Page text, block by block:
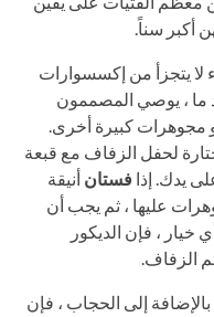
أكبر سناً.
لا يتجزأ من إكسسوارات
ما ، يوصي المصممون
مجوهرات كبيرة أخرى.
لحفل الزفاف مع قبعة
يدك. إذا فستان أنيقة
عليها ، ثم يجب أن
خيار ، فإن الديكور
الزفاف.
إلى الحجاب ، فإن